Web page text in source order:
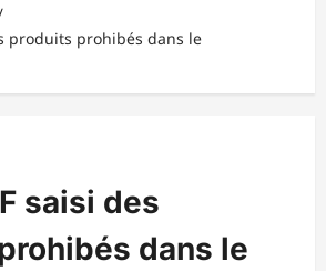
produits prohibés dans le
saisi des
dans le